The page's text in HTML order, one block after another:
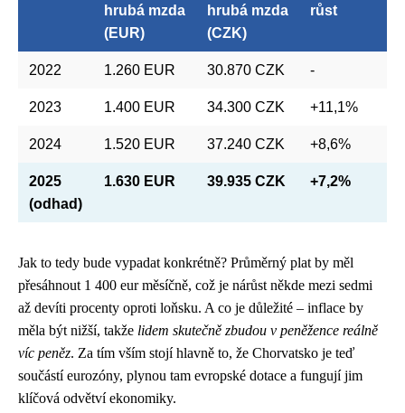
hrubá mzda
(EUR)
hrubá mzda
(CZK)
růst
2022 1.260 EUR 30.870 CZK -
2023 1.400 EUR 34.300 CZK +11,1%
2024 1.520 EUR 37.240 CZK +8,6%
2025
(odhad)
1.630 EUR 39.935 CZK +7,2%
Jak to tedy bude vypadat konkrétně? Průměrný plat by měl
přesáhnout 1 400 eur měsíčně, což je nárůst někde mezi sedmi
až devíti procenty oproti loňsku. A co je důležité – inflace by
měla být nižší, takže lidem skutečně zbudou v peněžence reálně
víc peněz. Za tím vším stojí hlavně to, že Chorvatsko je teď
součástí eurozóny, plynou tam evropské dotace a fungují jim
klíčová odvětví ekonomiky.